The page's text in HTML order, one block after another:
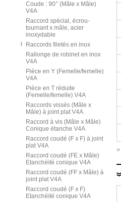
Coude : 90° (Mâle x Mâle)
V4A
Raccord spécial, écrou-
tournant x mâle, acier
inoxydable
Raccords filetés en inox
Rallonge de robinet en inox
V4A
Pièce en Y (Femelle/femelle)
V4A
Pièce en T réduite
(Femelle/femelle) V4A
Raccords vissés (Mâle x
Mâle) à joint plat V4A
Raccord à vis (Mâle x Mâle)
Conique étanche V4A
Raccord coudé (F x F) à joint
plat V4A
Raccord coudé (FE x Mâle)
Etanchéité conique V4A
Raccord coudé (FF x Mâle) à
joint plat V4A
Raccord coudé (F x F)
Etanchéité conique V4A
»